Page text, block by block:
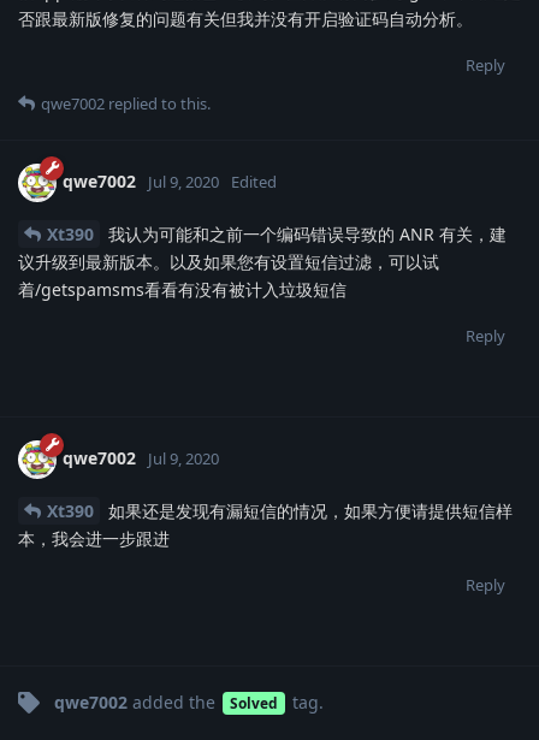
否跟最新版修复的问题有关但我并没有开启验证码自动分析。
Reply
qwe7002 replied to this.
qwe7002 Jul 9, 2020 Edited
Xt390
我认为可能和之前一个编码错误导致的 ANR 有关，建
议升级到最新版本。以及如果您有设置短信过滤，可以试
着/getspamsms看看有没有被计入垃圾短信
Reply
qwe7002 Jul 9, 2020
Xt390
如果还是发现有漏短信的情况，如果方便请提供短信样
本，我会进一步跟进
Reply
qwe7002 added the Solved tag.